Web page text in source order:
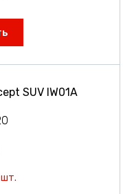
SUV IW01A
шт.